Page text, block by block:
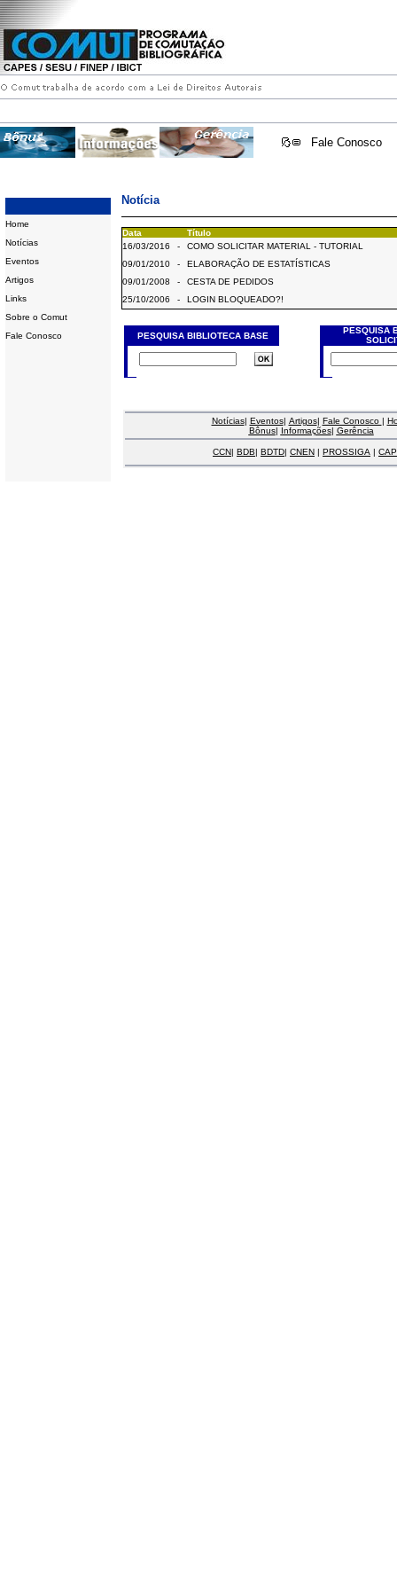
Fale Conosco
Home
Notícias
Eventos
Artigos
Links
Sobre o Comut
Fale Conosco
Notícia
Data
Título
16/03/2016
-
COMO SOLICITAR MATERIAL - TUTORIAL
09/01/2010
-
ELABORAÇÃO DE ESTATÍSTICAS
09/01/2008
-
CESTA DE PEDIDOS
25/10/2006
- LOGIN BLOQUEADO?!
PESQUISA BIBLIOTECA BASE
PESQUISA
Notícias| Eventos| Artigos| Fale Conosco |
Bônus| Informações| Gerência
CCN| BDB| BDTD| CNEN | PROSSIGA |